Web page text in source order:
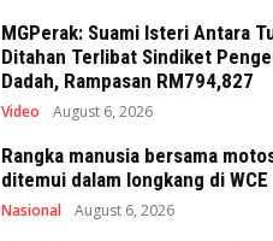
MGPerak: Suami Isteri Antara
Ditahan Terlibat Sindiket
Dadah, Rampasan RM794,827
Video August 6, 2026
Rangka manusia bersama
ditemui dalam longkang di WCE
Nasional August 6, 2026